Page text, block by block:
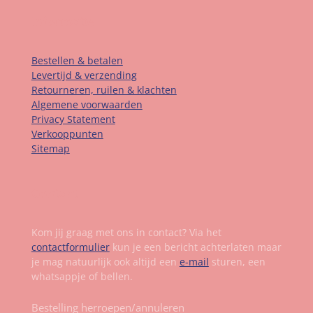
Bestellen & betalen
Levertijd & verzending
Retourneren, ruilen & klachten
Algemene voorwaarden
Privacy Statement
Verkooppunten
Sitemap
Kom jij graag met ons in contact? Via het
contactformulierkun je een bericht achterlaten maar
je mag natuurlijk ook altijd een e-mail sturen, een
whatsappje of bellen.
Bestelling herroepen/annuleren